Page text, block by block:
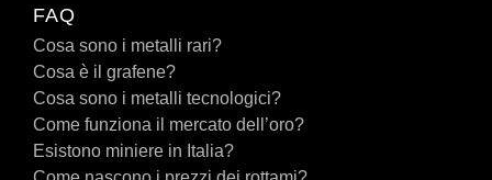
FAQ
Cosa sono i metalli rari?
Cosa è il grafene?
Cosa sono i metalli tecnologici?
Come funziona il mercato dell’oro?
Esistono miniere in Italia?